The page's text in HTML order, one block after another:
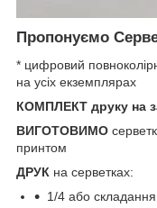
Пропонуємо
* цифровий
на усіх екземплярах
КОМПЛЕКТ друку на
ВИГОТОВИМО
принтом
ДРУК на серветках:
1/4 або складання